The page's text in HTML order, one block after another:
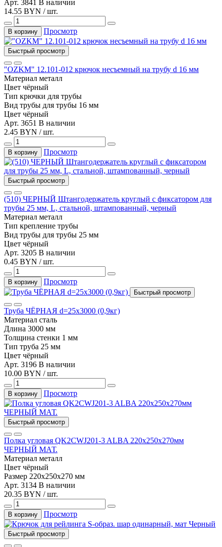
Арт. 3841 В наличии
14.55 BYN / шт.
В корзину Просмотр
Быстрый просмотр
"OZKM" 12.101-012 крючок несъемный на трубу d 16 мм
Материал металл
Цвет чёрный
Тип крючки для трубы
Вид трубы для трубы 16 мм
Цвет чёрный
Арт. 3651 В наличии
2.45 BYN / шт.
В корзину Просмотр
Быстрый просмотр
(510) ЧЕРНЫЙ Штангодержатель круглый с фиксатором для
трубы 25 мм, L, стальной, штампованный, черный
Материал металл
Тип крепление трубы
Вид трубы для трубы 25 мм
Цвет чёрный
Арт. 3205 В наличии
0.45 BYN / шт.
В корзину Просмотр
Быстрый просмотр
Труба ЧЁРНАЯ d=25х3000 (0,9кг)
Материал сталь
Длина 3000 мм
Толщина стенки 1 мм
Тип труба 25 мм
Цвет чёрный
Арт. 3196 В наличии
10.00 BYN / шт.
В корзину Просмотр
Быстрый просмотр
Полка угловая QK2CWJ201-3 ALBA 220x250x270мм
ЧЕРНЫЙ МАТ.
Материал металл
Цвет чёрный
Размер 220х250х270 мм
Арт. 3134 В наличии
20.35 BYN / шт.
В корзину Просмотр
Быстрый просмотр